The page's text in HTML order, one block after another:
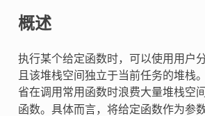
概述
执行某个给定函数时，可以使用用户
且该堆栈空间独立于当前任务的堆栈
省在调用常用函数时浪费大量堆栈空
函数。具体而言，将给定函数作为参